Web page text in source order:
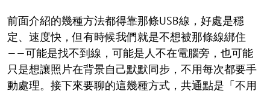
前面介紹的幾種方法都得靠那條USB線，好處是穩
定、速度快，但有時候我們就是不想被那條線綁住
——可能是找不到線，可能是人不在電腦旁，也可能
只是想讓照片在背景自己默默同步，不用每次都要手
動處理。接下來要聊的這幾種方式，共通點是「不用